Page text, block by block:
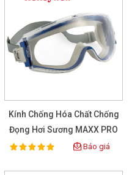
Kính Chống Hóa Chất Chống
Đọng Hơi Sương MAXX PRO
Rating:
100% Báo giá